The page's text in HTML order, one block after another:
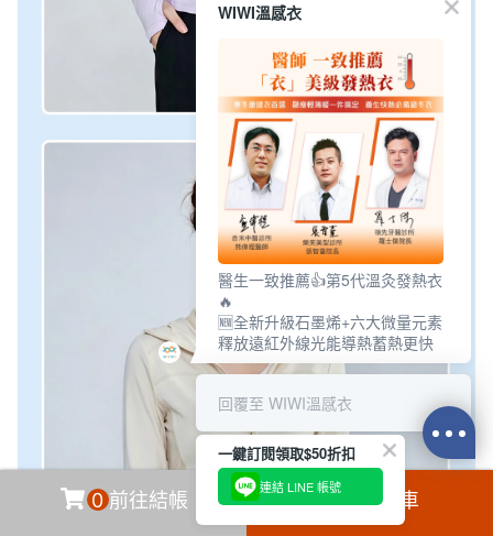
0 前往結帳 加入購物車
WIWI溫感衣
醫生一致推薦👍第5代溫灸發熱衣
🔥
🆕全新升級石墨烯+六大微量元素
釋放遠紅外線光能導熱蓄熱更快
回覆至 WIWI溫感衣
一鍵訂閱領取$50折扣
連結 LINE 帳號